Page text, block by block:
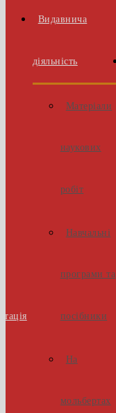
Видавнича
діяльність
Матеріали
наукових
робіт
Навчальні
програми та
посібники
На
мольбертах